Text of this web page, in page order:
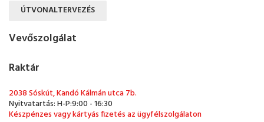
ÚTVONALTERVEZÉS
Vevőszolgálat
Raktár
2038 Sóskút, Kandó Kálmán utca 7b.
Nyitvatartás: H-P:9:00 - 16:30
Készpénzes vagy kártyás fizetés az ügyfélszolgálaton